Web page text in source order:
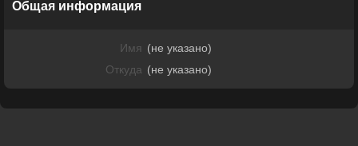
Общая информация
Имя (не указано)
Откуда (не указано)